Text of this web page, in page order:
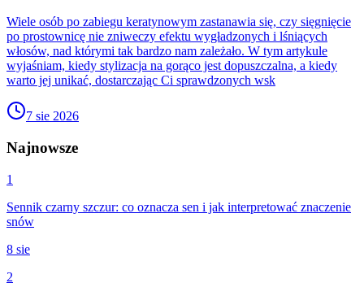
Wiele osób po zabiegu keratynowym zastanawia się, czy sięgnięcie
po prostownicę nie zniweczy efektu wygładzonych i lśniących
włosów, nad którymi tak bardzo nam zależało. W tym artykule
wyjaśniam, kiedy stylizacja na gorąco jest dopuszczalna, a kiedy
warto jej unikać, dostarczając Ci sprawdzonych wsk
7 sie 2026
Najnowsze
1
Sennik czarny szczur: co oznacza sen i jak interpretować znaczenie
snów
8 sie
2